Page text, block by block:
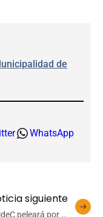
de
WhatsApp
siguiente
peleará por la